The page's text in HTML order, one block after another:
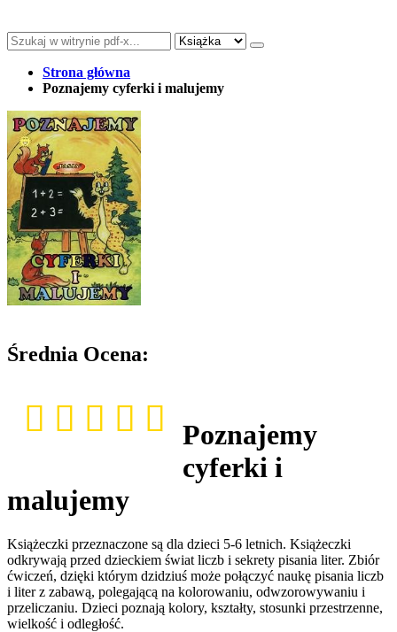
Strona główna
Poznajemy cyferki i malujemy
Średnia Ocena:
Poznajemy
cyferki i
malujemy
Książeczki przeznaczone są dla dzieci 5-6 letnich. Książeczki
odkrywają przed dzieckiem świat liczb i sekrety pisania liter. Zbiór
ćwiczeń, dzięki którym dzidziuś może połączyć naukę pisania liczb
i liter z zabawą, polegającą na kolorowaniu, odwzorowywaniu i
przeliczaniu. Dzieci poznają kolory, kształty, stosunki przestrzenne,
wielkość i odległość.